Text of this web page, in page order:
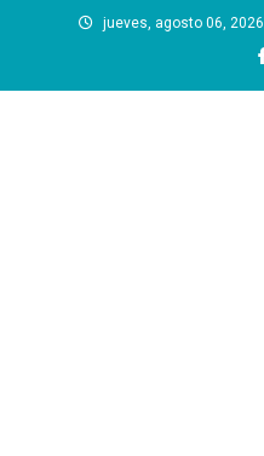
jueves, agosto 06, 2026